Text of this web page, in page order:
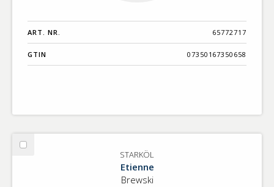
ART. NR. 65772717
GTIN 07350167350658
Välj
STARKÖL
Etienne
Brewski